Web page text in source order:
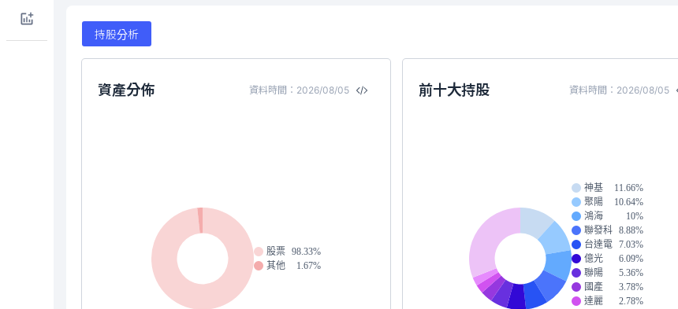
持股分析
資產分佈 資料時間：2026/08/05
股票 98.33%
其他
1.67%
前十大持股 資料時間：2026/08/05
神基
11.66%
聚陽
10.64%
鴻海
10%
聯發科
8.88%
台達電
7.03%
億光
6.09%
聯陽
5.36%
國產
3.78%
達麗
2.78%